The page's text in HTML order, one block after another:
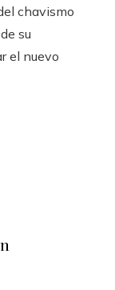
chavismo
su
el nuevo